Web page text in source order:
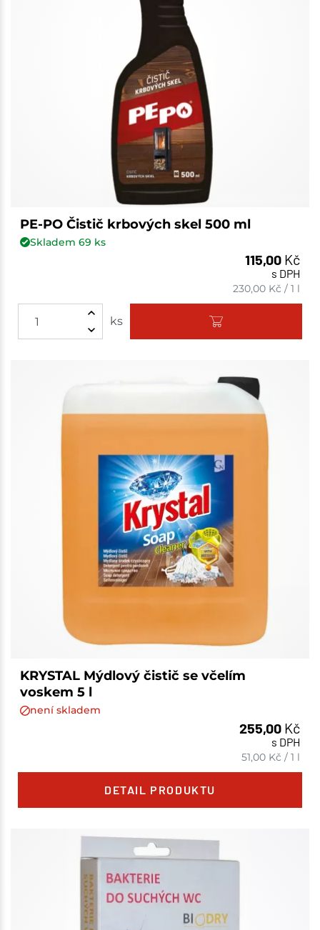
PE-PO Čistič krbových skel 500 ml
Skladem 69 ks
115,00 Kč
s DPH
230,00 Kč /1 l
ks
KRYSTAL Mýdlový čistič se včelím
voskem 5 l
není skladem
255,00 Kč
s DPH
51,00 Kč /1 l
DETAIL PRODUKTU